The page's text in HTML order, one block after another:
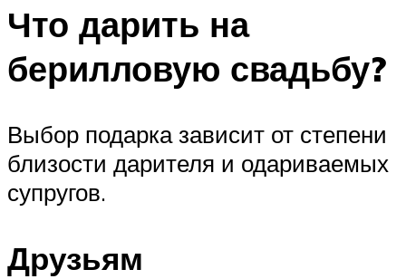
Что дарить на
берилловую свадьбу?
Выбор подарка зависит от степени
близости дарителя и одариваемых
супругов.
Друзьям